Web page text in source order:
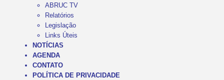
ABRUC TV
Relatórios
Legislação
Links Úteis
NOTÍCIAS
AGENDA
CONTATO
POLÍTICA DE PRIVACIDADE